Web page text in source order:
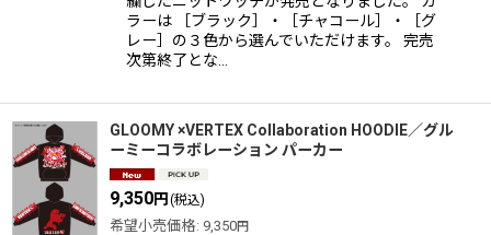
ラーは ［ブラック］・［チャコール］・［グ
レー］の３色から選んでいただけます。 完売
次第終了とな…
GLOOMY ×VERTEX Collaboration HOODIE／グル
ーミーコラボレーション パーカー
9,350円 (税込)
希望小売価格: 9,350円